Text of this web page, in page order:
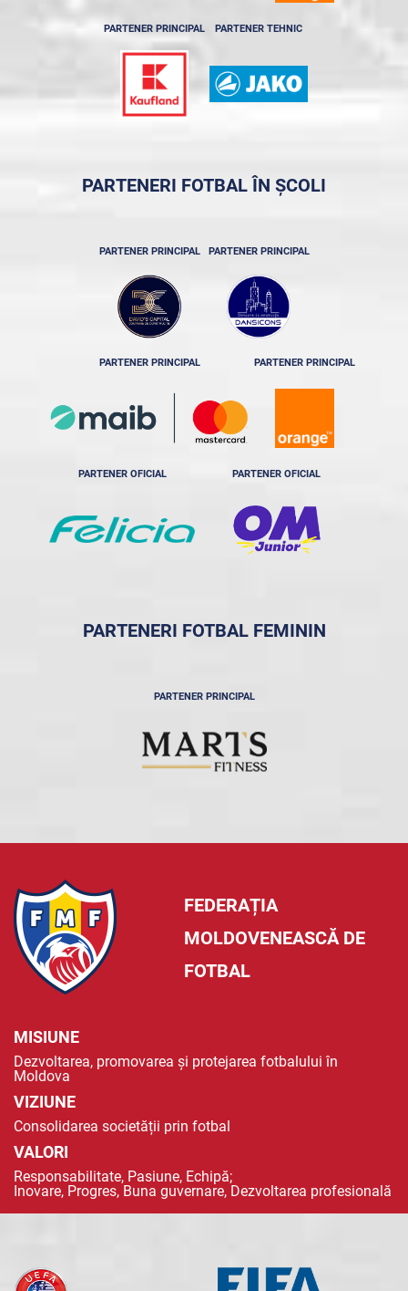
PARTENER PRINCIPAL PARTENER TEHNIC
PARTENERI FOTBAL ÎN ȘCOLI
PARTENER PRINCIPAL PARTENER PRINCIPAL
PARTENER PRINCIPAL PARTENER PRINCIPAL
PARTENER OFICIAL PARTENER OFICIAL
PARTENERI FOTBAL FEMININ
PARTENER PRINCIPAL
FEDERAȚIA
MOLDOVENEASCĂ DE
FOTBAL
MISIUNE
Dezvoltarea, promovarea și protejarea fotbalului în
Moldova
VIZIUNE
Consolidarea societății prin fotbal
VALORI
Responsabilitate, Pasiune, Echipă;
Inovare, Progres, Buna guvernare, Dezvoltarea profesională